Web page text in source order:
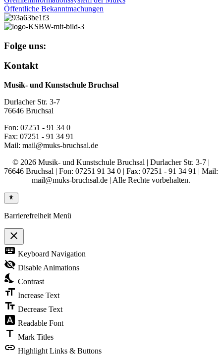
Öffentliche Bekanntmachungen
Folge uns:
Kontakt
Musik- und Kunstschule Bruchsal
Durlacher Str. 3-7
76646 Bruchsal
Fon: 07251 - 91 34 0
Fax: 07251 - 91 34 91
Mail: mail@muks-bruchsal.de
© 2026 Musik- und Kunstschule Bruchsal | Durlacher Str. 3-7 |
76646 Bruchsal | Fon: 07251 91 34 0 | Fax: 07251 - 91 34 91 | Mail:
mail@muks-bruchsal.de | Alle Rechte vorbehalten.
Barrierefreiheit Menü
close
Toggle
the
visibility
of
Accessibility
Toolbar
keyboard Keyboard Navigation
visibility_off Disable Animations
nights_stay Contrast
format_size Increase Text
text_fields Decrease Text
font_download Readable Font
title Mark Titles
link Highlight Links & Buttons